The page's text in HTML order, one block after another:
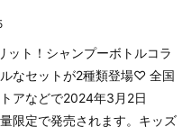
ット！シャンプーボトルコラ
なセットが2種類登場♡ 全国
アなどで2024年3月2日
量限定で発売されます。キッズ